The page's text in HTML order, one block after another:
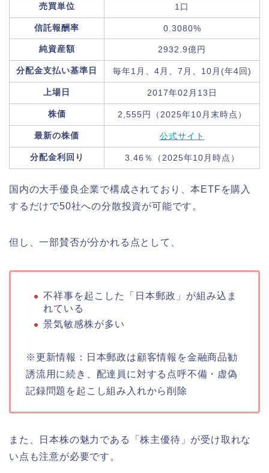
売買単位 1口
信託報酬率 0.3080%
純資産額 2932.9億円
分配金支払い基準日 毎年1月、4月、7月、10月(年4回)
上場日 2017年02月13日
株価 2,555円（2025年10月末時点）
最新の株価 公式サイト
分配金利回り 3.46％（2025年10月時点）
国内の大手優良企業で構成されており、本ETFを購入
するだけで50社への分散投資が可能です。
但し、一部賛否が分かれる点として、
不祥事を起こした「日本郵政」が組み込ま
れている
景気敏感株が多い
※更新情報：日本郵政は顧客情報を金融商品勧
誘流用に続き、配達員に対する点呼不備・虚偽
記録問題を起こし組み入れから削除
また、日本株の魅力である「株主優待」が受け取れな
い点も注意が必要です。